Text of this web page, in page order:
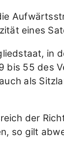
eines
in
bis 55 des
als
der
so gilt